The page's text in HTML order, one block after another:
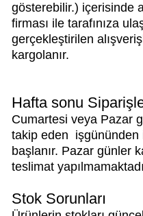
gösterebilir.) içerisinde
firması ile tarafınıza
gerçekleştirilen
kargolanır.
Hafta sonu
Cumartesi veya Pazar
takip eden işgününden
başlanır. Pazar günler
teslimat
Stok Sorunları